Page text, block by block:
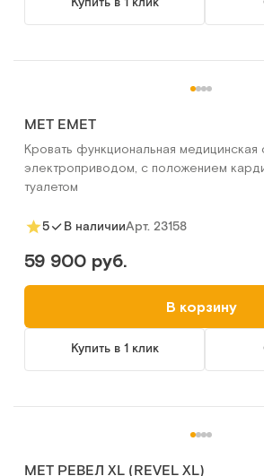
MET EMET
Кровать функциональная медицинская
электроприводом, с положением
туалетом
5 В наличииАрт. 23158
59 900 руб.
В корзину
Купить в 1 клик
MET РЕВЕЛ XL (REVEL XL)